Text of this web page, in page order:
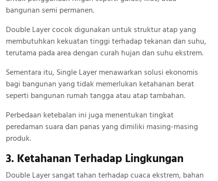
bangunan semi permanen.
Double Layer cocok digunakan untuk struktur atap yang
membutuhkan kekuatan tinggi terhadap tekanan dan suhu,
terutama pada area dengan curah hujan dan suhu ekstrem.
Sementara itu, Single Layer menawarkan solusi ekonomis
bagi bangunan yang tidak memerlukan ketahanan berat
seperti bangunan rumah tangga atau atap tambahan.
Perbedaan ketebalan ini juga menentukan tingkat
peredaman suara dan panas yang dimiliki masing-masing
produk.
3. Ketahanan Terhadap Lingkungan
Double Layer sangat tahan terhadap cuaca ekstrem, bahan